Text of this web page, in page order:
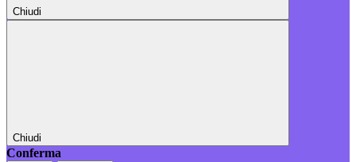
Chiudi
Chiudi
Conferma